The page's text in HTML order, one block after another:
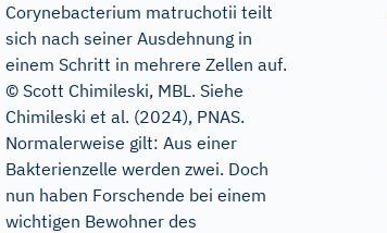
Corynebacterium matruchotii teilt
sich nach seiner Ausdehnung in
einem Schritt in mehrere Zellen auf.
© Scott Chimileski, MBL. Siehe
Chimileski et al. (2024), PNAS.
Normalerweise gilt: Aus einer
Bakterienzelle werden zwei. Doch
nun haben Forschende bei einem
wichtigen Bewohner des